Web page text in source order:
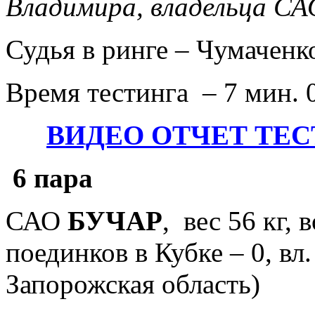
Владимира, владельца
Судья в ринге –
Время тестинга – 7 мин.
ВИДЕО ОТЧЕТ
6 пара
САО БУЧАР, вес 56 кг,
поединков в Кубке – 0,
Запорожская область)